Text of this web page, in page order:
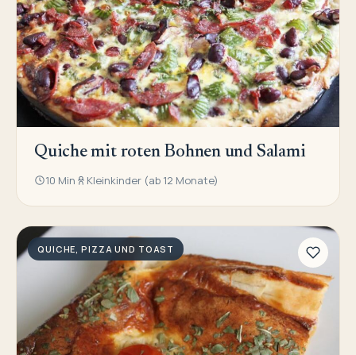
Quiche mit roten Bohnen und Salami
10 Min Kleinkinder (ab 12 Monate)
QUICHE, PIZZA UND TOAST